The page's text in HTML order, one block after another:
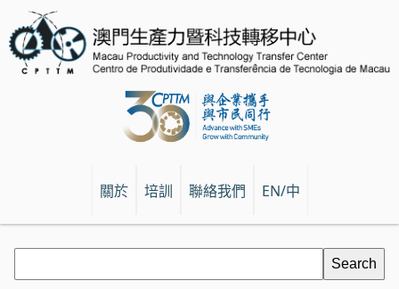
關於 培訓 聯絡我們 EN/中